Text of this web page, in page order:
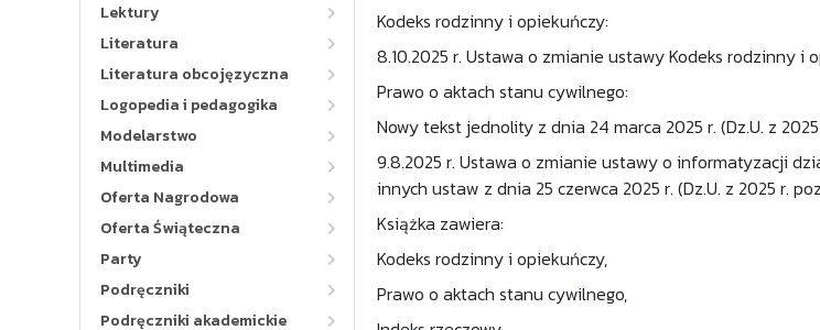
Lektury
Literatura
Literatura obcojęzyczna
Logopedia i pedagogika
Modelarstwo
Multimedia
Oferta Nagrodowa
Oferta Świąteczna
Party
Podręczniki
Podręczniki akademickie
Kodeks rodzinny i opiekuńczy:
8.10.2025 r. Ustawa o zmianie ustawy Kodeks rodzinny i
Prawo o aktach stanu cywilnego:
Nowy tekst jednolity z dnia 24 marca 2025 r. (Dz.U. z
9.8.2025 r. Ustawa o zmianie ustawy o informatyzacji
innych ustaw z dnia 25 czerwca 2025 r. (Dz.U. z 2025 r.
Książka zawiera:
Kodeks rodzinny i opiekuńczy,
Prawo o aktach stanu cywilnego,